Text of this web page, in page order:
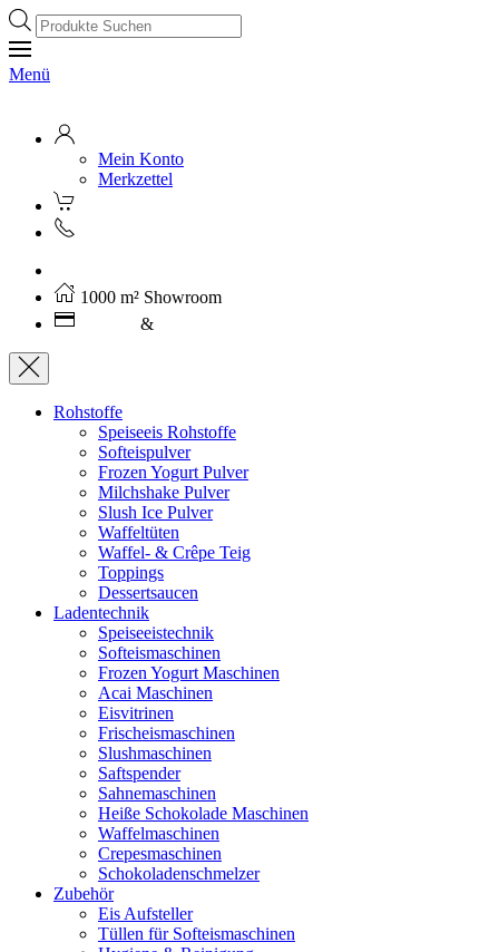
Products
search
Menü
Mein Konto
Merkzettel
1000 m² Showroom
&
Rohstoffe
Speiseeis Rohstoffe
Softeispulver
Frozen Yogurt Pulver
Milchshake Pulver
Slush Ice Pulver
Waffeltüten
Waffel- & Crêpe Teig
Toppings
Dessertsaucen
Ladentechnik
Speiseeistechnik
Softeismaschinen
Frozen Yogurt Maschinen
Acai Maschinen
Eisvitrinen
Frischeismaschinen
Slushmaschinen
Saftspender
Sahnemaschinen
Heiße Schokolade Maschinen
Waffelmaschinen
Crepesmaschinen
Schokoladenschmelzer
Zubehör
Eis Aufsteller
Tüllen für Softeismaschinen